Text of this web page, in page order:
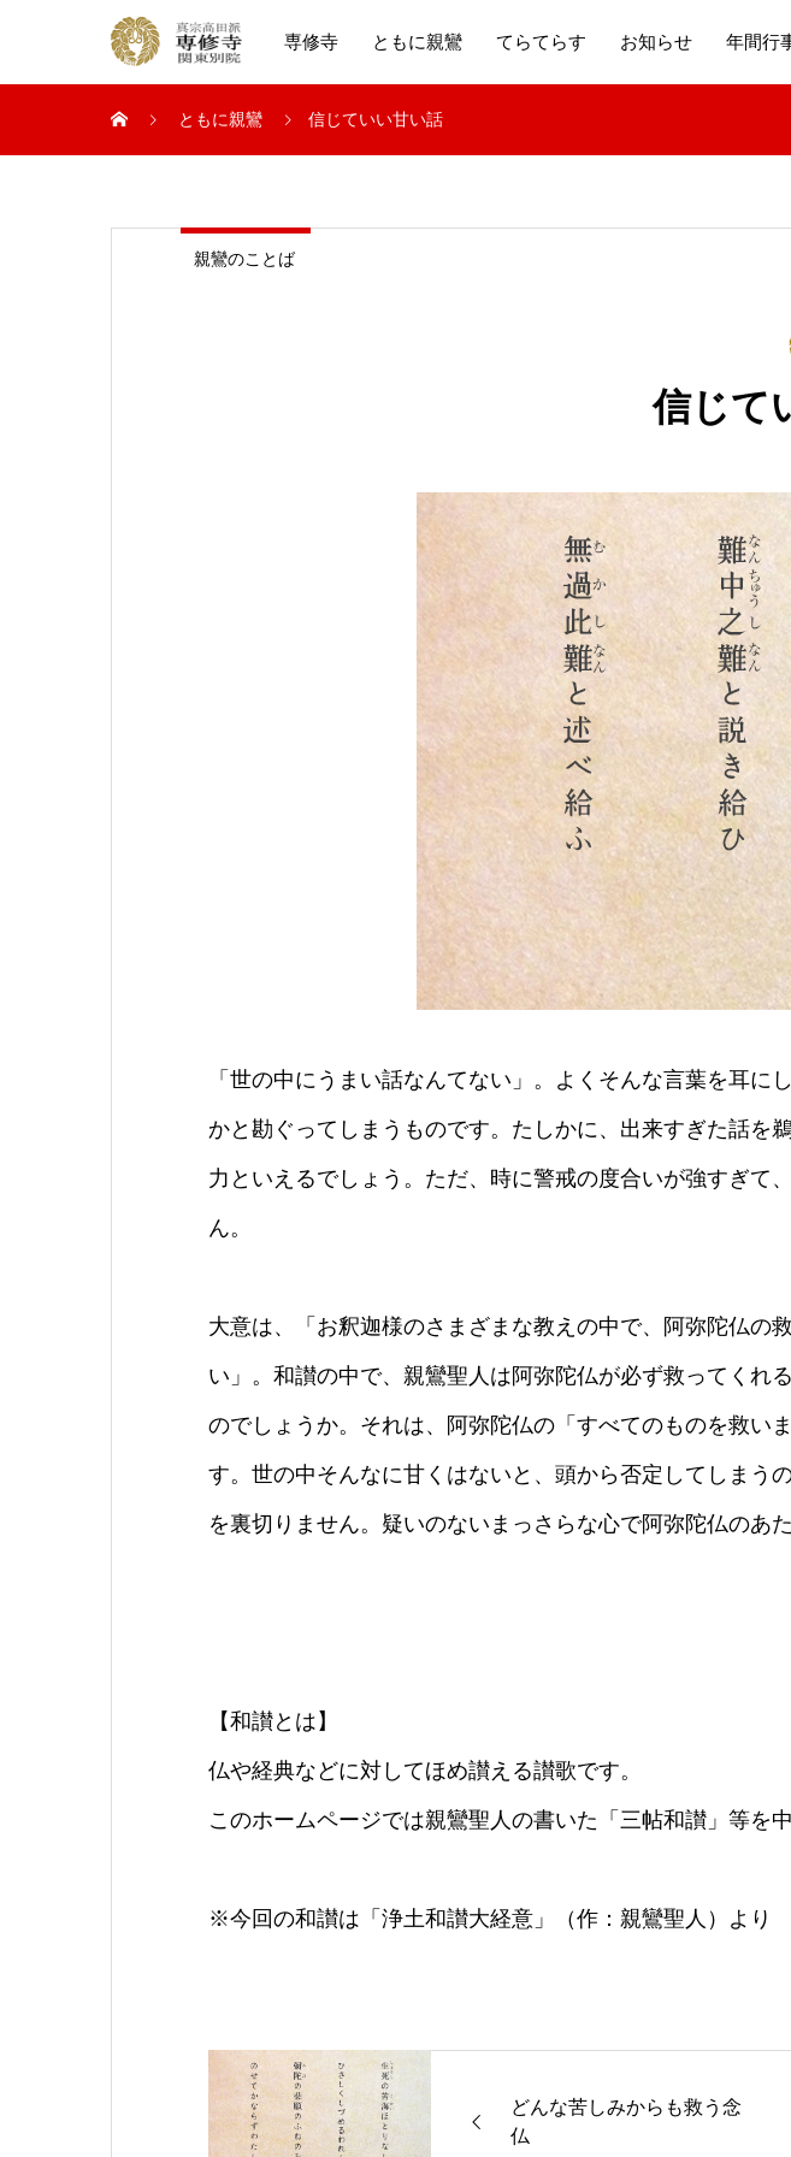
専修寺 ともに親鸞 てらてらす お知らせ 年間行
ともに親鸞 信じていい甘い話
親鸞のことば
信じて
「世の中にうまい話なんてない」。よくそんな言葉を耳
かと勘ぐってしまうものです。たしかに、出来すぎた話を
力といえるでしょう。ただ、時に警戒の度合いが強すぎて
ん。
大意は、「お釈迦様のさまざまな教えの中で、阿弥陀仏の
い」。和讃の中で、親鸞聖人は阿弥陀仏が必ず救ってくれ
のでしょうか。それは、阿弥陀仏の「すべてのものを救い
す。世の中そんなに甘くはないと、頭から否定してしまう
を裏切りません。疑いのないまっさらな心で阿弥陀仏のあ
【和讃とは】
仏や経典などに対してほめ讃える讃歌です。
このホームページでは親鸞聖人の書いた「三帖和讃」等を
※今回の和讃は「浄土和讃大経意」（作：親鸞聖人）より
どんな苦しみからも救う念
仏